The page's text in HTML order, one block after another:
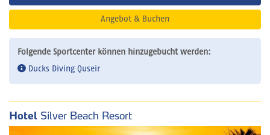
Angebot & Buchen
Folgende Sportcenter können hinzugebucht werden:
Ducks Diving Quseir
Hotel Silver Beach Resort